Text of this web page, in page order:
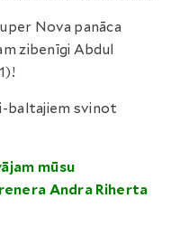
Nova panāca
zibenīgi Abdul
baltajiem svinot
mūsu
Andra Riherta